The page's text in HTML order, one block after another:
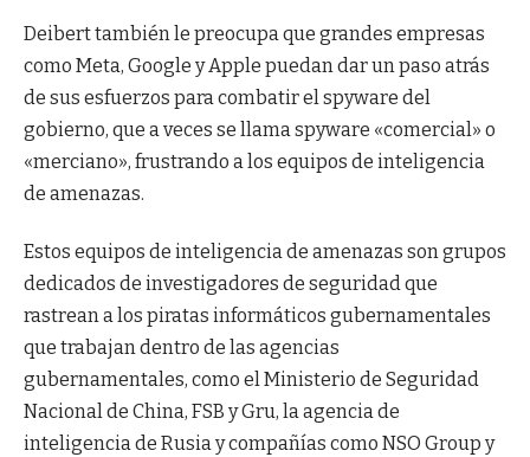
Deibert también le preocupa que grandes empresas
como Meta, Google y Apple puedan dar un paso atrás
de sus esfuerzos para combatir el spyware del
gobierno, que a veces se llama spyware «comercial» o
«merciano», frustrando a los equipos de inteligencia
de amenazas.
Estos equipos de inteligencia de amenazas son grupos
dedicados de investigadores de seguridad que
rastrean a los piratas informáticos gubernamentales
que trabajan dentro de las agencias
gubernamentales, como el Ministerio de Seguridad
Nacional de China, FSB y Gru, la agencia de
inteligencia de Rusia y compañías como NSO Group y